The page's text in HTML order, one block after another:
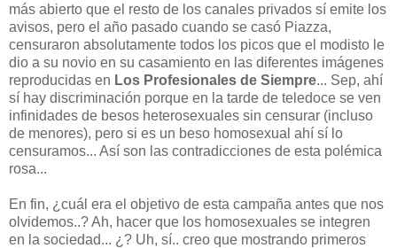
más abierto que el resto de los canales privados sí emite los
avisos, pero el año pasado cuando se casó Piazza,
censuraron absolutamente todos los picos que el modisto le
dio a su novio en su casamiento en las diferentes imágenes
reproducidas en Los Profesionales de Siempre... Sep, ahí
sí hay discriminación porque en la tarde de teledoce se ven
infinidades de besos heterosexuales sin censurar (incluso
de menores), pero si es un beso homosexual ahí sí lo
censuramos... Así son las contradicciones de esta polémica
rosa...
En fin, ¿cuál era el objetivo de esta campaña antes que nos
olvidemos..? Ah, hacer que los homosexuales se integren
en la sociedad... ¿? Uh, sí.. creo que mostrando primeros